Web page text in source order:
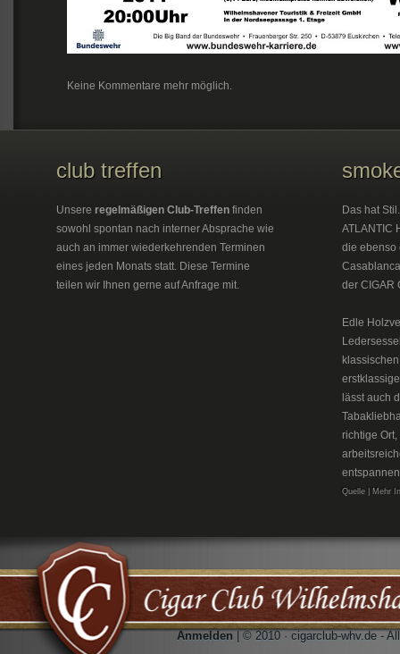
Keine Kommentare mehr möglich.
club treffen
Unsere regelmäßigen Club-Treffen finden
sowohl spontan nach interner Absprache wie
auch an immer wiederkehrenden Terminen
eines jeden Monats statt. Diese Termine
teilen wir Ihnen gerne auf Anfrage mit.
Das hat
ATLANTIC
die ebenso
der CIGAR
Edle
lässt auch
richtige
Quelle | Mehr
Anmelden | © 2010 · cigarclub-whv.de -